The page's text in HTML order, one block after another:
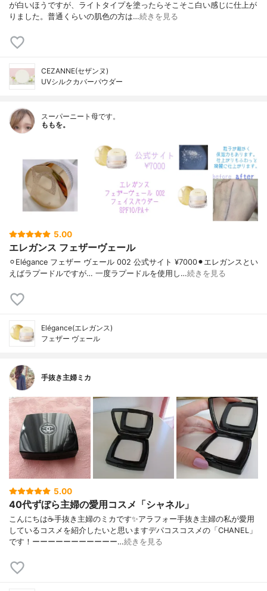
が白いほうですが、ライトタイプを塗ったらそこそこ白い感じに仕上が
りました。普通くらいの肌色の方は…続きを見る
CEZANNE(セザンヌ)
UVシルクカバーパウダー
スーパーニート母です。
ももを。
5.00
エレガンス フェザーヴェール
⚪︎Elégance フェザー ヴェール 002 公式サイト ¥7000⚫︎エレガンスとい
えばラプードルですが… 一度ラプードルを使用し…続きを見る
Elégance(エレガンス)
フェザー ヴェール
手抜き主婦ミカ
5.00
40代ずぼら主婦の愛用コスメ「シャネル」
こんにちは☕手抜き主婦のミカです✨アラフォー手抜き主婦の私が愛用
しているコスメを紹介したいと思いますデパコスコスメの「CHANEL」
です！ーーーーーーーーーーー…続きを見る